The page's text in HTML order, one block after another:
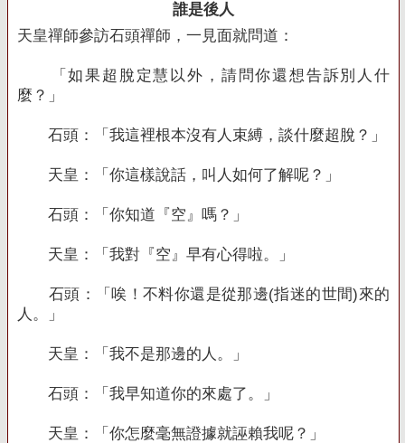
誰是後人
天皇禪師參訪石頭禪師，一見面就問道：
「如果超脫定慧以外，請問你還想告訴別人什
麼？」
石頭：「我這裡根本沒有人束縛，談什麼超脫？」
天皇：「你這樣說話，叫人如何了解呢？」
石頭：「你知道『空』嗎？」
天皇：「我對『空』早有心得啦。」
石頭：「唉！不料你還是從那邊(指迷的世間)來的
人。」
天皇：「我不是那邊的人。」
石頭：「我早知道你的來處了。」
天皇：「你怎麼毫無證據就誣賴我呢？」